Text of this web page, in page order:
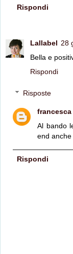
Rispondi
Lallabel 28
Bella e
Rispondi
Risposte
francesca
Al bando
end
Rispondi